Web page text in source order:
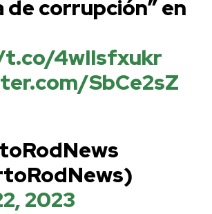
de corrupción” en
4wIIsfxukr
SbCe2sZ
2023